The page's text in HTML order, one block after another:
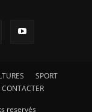
SPORT
reservés